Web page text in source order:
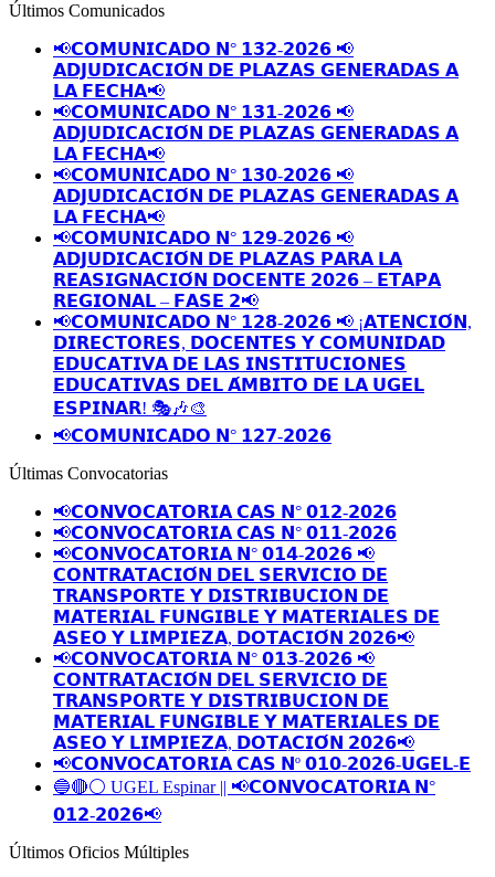
Últimos Comunicados
📢𝗖𝗢𝗠𝗨𝗡𝗜𝗖𝗔𝗗𝗢 𝗡° 𝟭𝟯𝟮-𝟮𝟬𝟮𝟲 📢
𝗔𝗗𝗝𝗨𝗗𝗜𝗖𝗔𝗖𝗜𝗢́𝗡 𝗗𝗘 𝗣𝗟𝗔𝗭𝗔𝗦 𝗚𝗘𝗡𝗘𝗥𝗔𝗗𝗔𝗦 𝗔
𝗟𝗔 𝗙𝗘𝗖𝗛𝗔📢
📢𝗖𝗢𝗠𝗨𝗡𝗜𝗖𝗔𝗗𝗢 𝗡° 𝟭𝟯𝟭-𝟮𝟬𝟮𝟲 📢
𝗔𝗗𝗝𝗨𝗗𝗜𝗖𝗔𝗖𝗜𝗢́𝗡 𝗗𝗘 𝗣𝗟𝗔𝗭𝗔𝗦 𝗚𝗘𝗡𝗘𝗥𝗔𝗗𝗔𝗦 𝗔
𝗟𝗔 𝗙𝗘𝗖𝗛𝗔📢
📢𝗖𝗢𝗠𝗨𝗡𝗜𝗖𝗔𝗗𝗢 𝗡° 𝟭𝟯𝟬-𝟮𝟬𝟮𝟲 📢
𝗔𝗗𝗝𝗨𝗗𝗜𝗖𝗔𝗖𝗜𝗢́𝗡 𝗗𝗘 𝗣𝗟𝗔𝗭𝗔𝗦 𝗚𝗘𝗡𝗘𝗥𝗔𝗗𝗔𝗦 𝗔
𝗟𝗔 𝗙𝗘𝗖𝗛𝗔📢
📢𝗖𝗢𝗠𝗨𝗡𝗜𝗖𝗔𝗗𝗢 𝗡° 𝟭𝟮𝟵-𝟮𝟬𝟮𝟲 📢
𝗔𝗗𝗝𝗨𝗗𝗜𝗖𝗔𝗖𝗜𝗢́𝗡 𝗗𝗘 𝗣𝗟𝗔𝗭𝗔𝗦 𝗣𝗔𝗥𝗔 𝗟𝗔
𝗥𝗘𝗔𝗦𝗜𝗚𝗡𝗔𝗖𝗜𝗢́𝗡 𝗗𝗢𝗖𝗘𝗡𝗧𝗘 𝟮𝟬𝟮𝟲 – 𝗘𝗧𝗔𝗣𝗔
𝗥𝗘𝗚𝗜𝗢𝗡𝗔𝗟 – 𝗙𝗔𝗦𝗘 𝟮📢
📢𝗖𝗢𝗠𝗨𝗡𝗜𝗖𝗔𝗗𝗢 𝗡° 𝟭𝟮𝟴-𝟮𝟬𝟮𝟲 📢 ¡𝗔𝗧𝗘𝗡𝗖𝗜𝗢́𝗡,
𝗗𝗜𝗥𝗘𝗖𝗧𝗢𝗥𝗘𝗦, 𝗗𝗢𝗖𝗘𝗡𝗧𝗘𝗦 𝗬 𝗖𝗢𝗠𝗨𝗡𝗜𝗗𝗔𝗗
𝗘𝗗𝗨𝗖𝗔𝗧𝗜𝗩𝗔 𝗗𝗘 𝗟𝗔𝗦 𝗜𝗡𝗦𝗧𝗜𝗧𝗨𝗖𝗜𝗢𝗡𝗘𝗦
𝗘𝗗𝗨𝗖𝗔𝗧𝗜𝗩𝗔𝗦 𝗗𝗘𝗟 𝗔́𝗠𝗕𝗜𝗧𝗢 𝗗𝗘 𝗟𝗔 𝗨𝗚𝗘𝗟
𝗘𝗦𝗣𝗜𝗡𝗔𝗥! 🎭🎶🎨
📢𝗖𝗢𝗠𝗨𝗡𝗜𝗖𝗔𝗗𝗢 𝗡° 𝟭𝟮𝟳-𝟮𝟬𝟮𝟲
Últimas Convocatorias
📢𝗖𝗢𝗡𝗩𝗢𝗖𝗔𝗧𝗢𝗥𝗜𝗔 𝗖𝗔𝗦 𝗡° 𝟬𝟭𝟮-𝟮𝟬𝟮𝟲
📢𝗖𝗢𝗡𝗩𝗢𝗖𝗔𝗧𝗢𝗥𝗜𝗔 𝗖𝗔𝗦 𝗡° 𝟬𝟭𝟭-𝟮𝟬𝟮𝟲
📢𝗖𝗢𝗡𝗩𝗢𝗖𝗔𝗧𝗢𝗥𝗜𝗔 𝗡° 𝟬𝟭𝟰-𝟮𝟬𝟮𝟲 📢
𝗖𝗢𝗡𝗧𝗥𝗔𝗧𝗔𝗖𝗜𝗢́𝗡 𝗗𝗘𝗟 𝗦𝗘𝗥𝗩𝗜𝗖𝗜𝗢 𝗗𝗘
𝗧𝗥𝗔𝗡𝗦𝗣𝗢𝗥𝗧𝗘 𝗬 𝗗𝗜𝗦𝗧𝗥𝗜𝗕𝗨𝗖𝗜𝗢𝗡 𝗗𝗘
𝗠𝗔𝗧𝗘𝗥𝗜𝗔𝗟 𝗙𝗨𝗡𝗚𝗜𝗕𝗟𝗘 𝗬 𝗠𝗔𝗧𝗘𝗥𝗜𝗔𝗟𝗘𝗦 𝗗𝗘
𝗔𝗦𝗘𝗢 𝗬 𝗟𝗜𝗠𝗣𝗜𝗘𝗭𝗔, 𝗗𝗢𝗧𝗔𝗖𝗜𝗢́𝗡 𝟮𝟬𝟮𝟲📢
📢𝗖𝗢𝗡𝗩𝗢𝗖𝗔𝗧𝗢𝗥𝗜𝗔 𝗡° 𝟬𝟭𝟯-𝟮𝟬𝟮𝟲 📢
𝗖𝗢𝗡𝗧𝗥𝗔𝗧𝗔𝗖𝗜𝗢́𝗡 𝗗𝗘𝗟 𝗦𝗘𝗥𝗩𝗜𝗖𝗜𝗢 𝗗𝗘
𝗧𝗥𝗔𝗡𝗦𝗣𝗢𝗥𝗧𝗘 𝗬 𝗗𝗜𝗦𝗧𝗥𝗜𝗕𝗨𝗖𝗜𝗢𝗡 𝗗𝗘
𝗠𝗔𝗧𝗘𝗥𝗜𝗔𝗟 𝗙𝗨𝗡𝗚𝗜𝗕𝗟𝗘 𝗬 𝗠𝗔𝗧𝗘𝗥𝗜𝗔𝗟𝗘𝗦 𝗗𝗘
𝗔𝗦𝗘𝗢 𝗬 𝗟𝗜𝗠𝗣𝗜𝗘𝗭𝗔, 𝗗𝗢𝗧𝗔𝗖𝗜𝗢́𝗡 𝟮𝟬𝟮𝟲📢
📢𝗖𝗢𝗡𝗩𝗢𝗖𝗔𝗧𝗢𝗥𝗜𝗔 𝗖𝗔𝗦 𝗡º 𝟬𝟭𝟬-𝟮𝟬𝟮𝟲-𝗨𝗚𝗘𝗟-𝗘
🔵🔴⚪️ UGEL Espinar || 📢𝗖𝗢𝗡𝗩𝗢𝗖𝗔𝗧𝗢𝗥𝗜𝗔 𝗡°
𝟬𝟭𝟮-𝟮𝟬𝟮𝟲📢
Últimos Oficios Múltiples